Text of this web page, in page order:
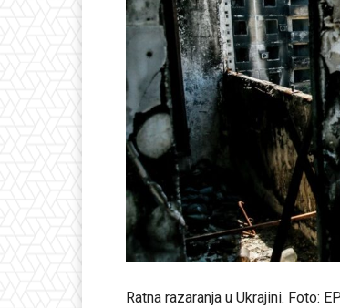
Ratna razaranja u Ukrajini. Foto: